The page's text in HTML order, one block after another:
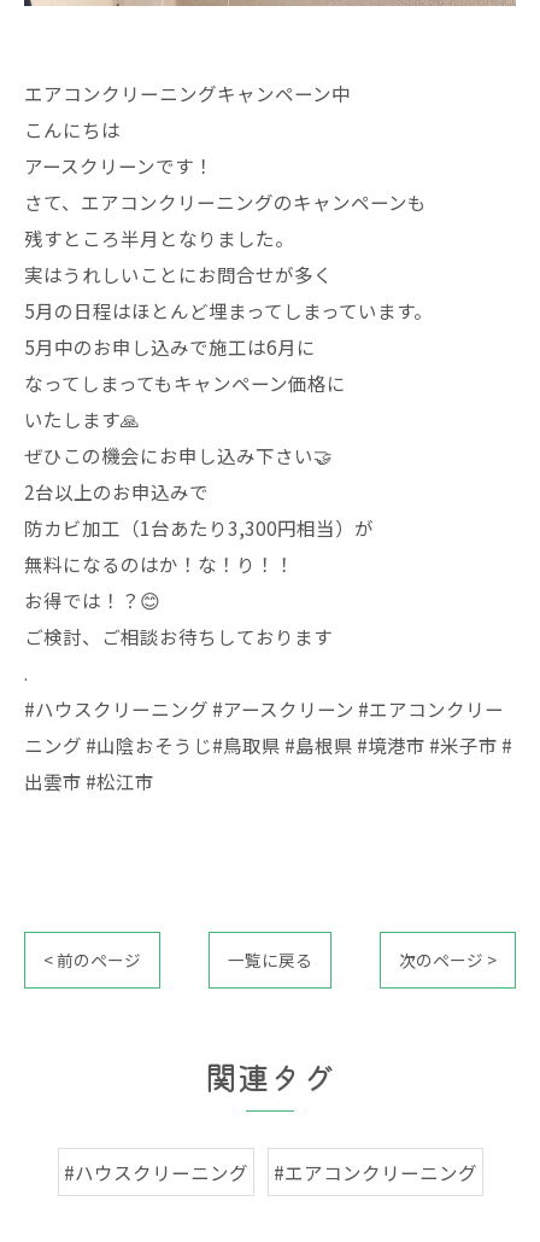
エアコンクリーニングキャンペーン中
こんにちは
アースクリーンです！
さて、エアコンクリーニングのキャンペーンも
残すところ半月となりました。
実はうれしいことにお問合せが多く
5月の日程はほとんど埋まってしまっています。
5月中のお申し込みで施工は6月に
なってしまってもキャンペーン価格に
いたします🙏
ぜひこの機会にお申し込み下さい🤝
2台以上のお申込みで
防カビ加工（1台あたり3,300円相当）が
無料になるのはか！な！り！！
お得では！？😊
ご検討、ご相談お待ちしております
.
#ハウスクリーニング #アースクリーン #エアコンクリー
ニング #山陰おそうじ#鳥取県 #島根県 #境港市 #米子市 #
出雲市 #松江市
< 前のページ 一覧に戻る 次のページ >
関連タグ
#ハウスクリーニング #エアコンクリーニング